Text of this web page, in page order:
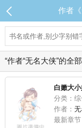
作者
“作者“无名大侠”的全
白嫩大
分类：
作者：
最新章节